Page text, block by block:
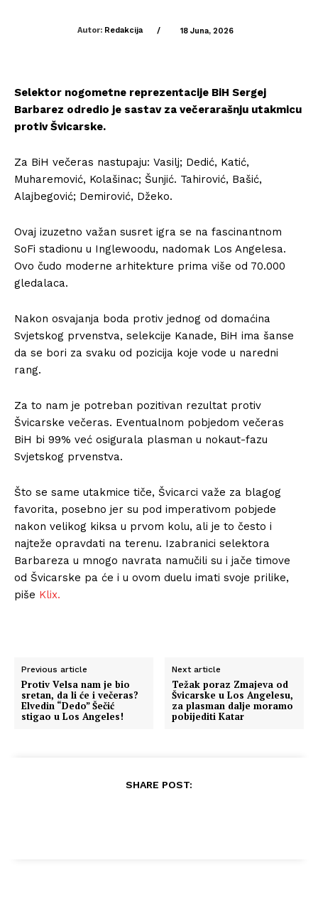
Autor: Redakcija / 18 Juna, 2026
Selektor nogometne reprezentacije BiH Sergej
Barbarez odredio je sastav za večerarašnju utakmicu
protiv Švicarske.
Za BiH večeras nastupaju: Vasilj; Dedić, Katić,
Muharemović, Kolašinac; Šunjić. Tahirović, Bašić,
Alajbegović; Demirović, Džeko.
Ovaj izuzetno važan susret igra se na fascinantnom
SoFi stadionu u Inglewoodu, nadomak Los Angelesa.
Ovo čudo moderne arhitekture prima više od 70.000
gledalaca.
Nakon osvajanja boda protiv jednog od domaćina
Svjetskog prvenstva, selekcije Kanade, BiH ima šanse
da se bori za svaku od pozicija koje vode u naredni
rang.
Za to nam je potreban pozitivan rezultat protiv
Švicarske večeras. Eventualnom pobjedom večeras
BiH bi 99% već osigurala plasman u nokaut-fazu
Svjetskog prvenstva.
Što se same utakmice tiče, Švicarci važe za blagog
favorita, posebno jer su pod imperativom pobjede
nakon velikog kiksa u prvom kolu, ali je to često i
najteže opravdati na terenu. Izabranici selektora
Barbareza u mnogo navrata namučili su i jače timove
od Švicarske pa će i u ovom duelu imati svoje prilike,
piše Klix.
Previous article
Protiv Velsa nam je bio
sretan, da li će i večeras?
Elvedin “Dedo” Šečić
stigao u Los Angeles!
Next article
Težak poraz Zmajeva od
Švicarske u Los Angelesu,
za plasman dalje moramo
pobijediti Katar
SHARE POST: